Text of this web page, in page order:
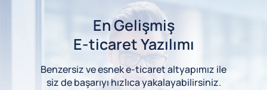
En Gelişmiş
E-ticaret Yazılımı
Benzersiz ve esnek e-ticaret altyapımız ile
siz de başarıyı hızlıca yakalayabilirsiniz.